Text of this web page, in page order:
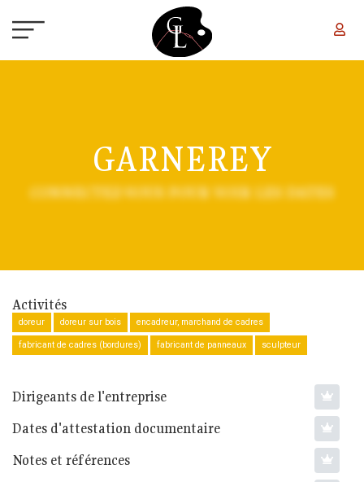
GARNEREY
CONNECTEZ-VOUS POUR VOIR LES DATES
Activités
doreur doreur sur bois encadreur, marchand de cadres
fabricant de cadres (bordures) fabricant de panneaux sculpteur
Dirigeants de l'entreprise
Dates d'attestation documentaire
Notes et références